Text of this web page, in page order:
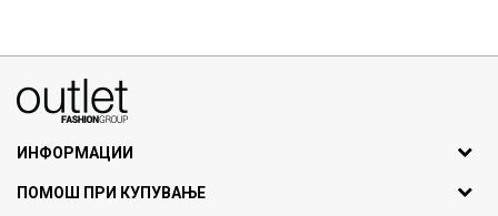
ИНФОРМАЦИИ
За нас
ПОМОШ ПРИ КУПУВАЊЕ